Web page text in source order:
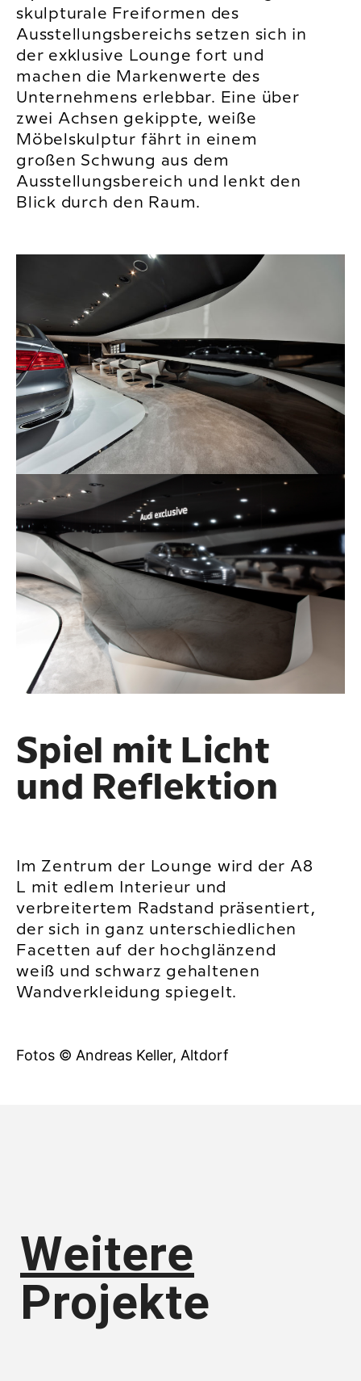
skulpturale Freiformen des
Ausstellungsbereichs setzen sich in
der exklusive Lounge fort und
machen die Markenwerte des
Unternehmens erlebbar. Eine über
zwei Achsen gekippte, weiße
Möbelskulptur fährt in einem
großen Schwung aus dem
Ausstellungsbereich und lenkt den
Blick durch den Raum.
Spiel mit Licht
und Reflektion
Im Zentrum der Lounge wird der A8
L mit edlem Interieur und
verbreitertem Radstand präsentiert,
der sich in ganz unterschiedlichen
Facetten auf der hochglänzend
weiß und schwarz gehaltenen
Wandverkleidung spiegelt.
Fotos © Andreas Keller, Altdorf
Weitere
Projekte